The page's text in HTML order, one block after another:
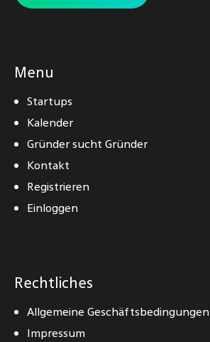
Menu
Startups
Kalender
Gründer sucht Gründer
Kontakt
Registrieren
Einloggen
Rechtliches
Allgemeine Geschäftsbedingungen
Impressum